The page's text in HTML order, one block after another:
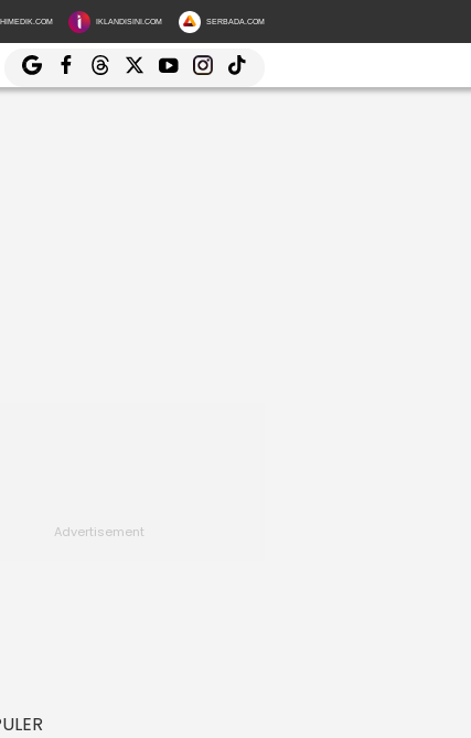
HIMEDIK.COM IKLANDISINI.COM SERBADA.COM